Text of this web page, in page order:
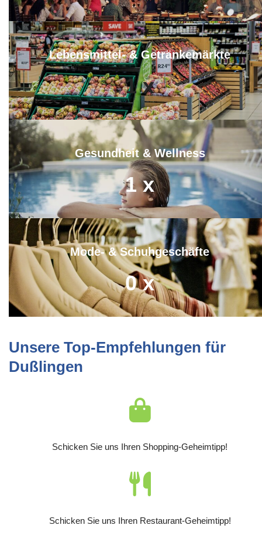
Lebensmittel- & Getränkemärkte
1 x
Gesundheit & Wellness
1 x
Mode- & Schuhgeschäfte
0 x
Unsere Top-Empfehlungen für
Dußlingen
Schicken Sie uns Ihren Shopping-Geheimtipp!
Schicken Sie uns Ihren Restaurant-Geheimtipp!